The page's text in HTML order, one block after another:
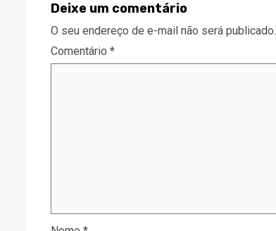
Deixe um comentário
O seu endereço de e-mail não será publicado.
Comentário *